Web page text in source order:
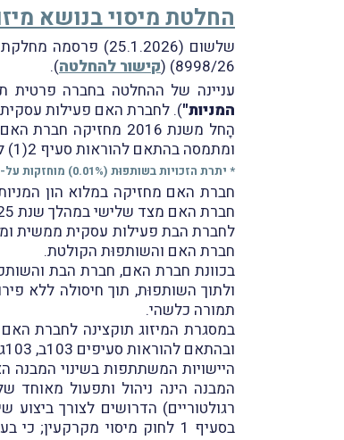
החלטת מיסוי בנושא
שלשום
8998/26) (
קישור להחלטה).
עניינה של ההחלטה בחברה פרטית
המניות"). לחברת האם פעילות עסקית ממשית
הָחל משנת 2016 מחזיקה חברת האם ב-99.99%
ומתמסה בהתאם להוראות סעיף 2(1) לפקודה, הכנסות השותפוּת מדוּוחות על-ידי חברת האם בהתאם להוראות סעיף 63 לפקודה.
* יתרת הזכויות בשותפוּת (0.01%) מוחזקות על-ידי חברה פרטית תושבת ישראל שהינה חברת החזקות ללא כל פעילות, נכסים והתחייבויות, המוחזקת במלואה על-ידי חברת האם.
חברת האם מחזיקה במלוא הון
חברת האם מצד שלישי במהלך שנת 2025.
חברת האם והשותפוּת הקולטת.
בכוונת חברת האם, חברת הבת
ולתוך השותפוּת, תוך חיסולה ללא
תמורה כלשהי.
במסגרת המיזוג תוקצינה לחברת
ובהתאם להוראות סעיפים 103ב, 103ג ו-103א(א) לפקודה (
היישויות המשתתפות בשינוי המבנה
המבנה הינה ניהול ותפעול מאוחד
רגולטוריים) הדרושים לצורך ביצוע
בסעיף 1 לחוק מיסוי